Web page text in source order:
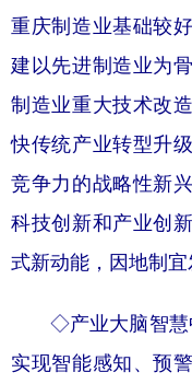
重庆制造业基础较
建以先进制造业为
制造业重大技术改
快传统产业转型升
竞争力的战略性新
科技创新和产业创
式新动能，因地制宜
◇产业大脑智慧中
实现智能感知、预